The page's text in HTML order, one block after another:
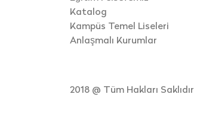
Katalog
Kampüs Temel Liseleri
Anlaşmalı Kurumlar
2018 @ Tüm Hakları Saklıdır